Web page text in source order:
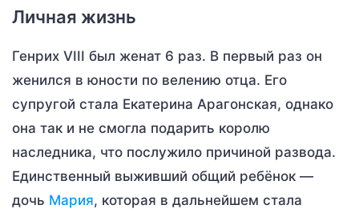
Личная жизнь
Генрих VIII был женат 6 раз. В первый раз он
женился в юности по велению отца. Его
супругой стала Екатерина Арагонская, однако
она так и не смогла подарить королю
наследника, что послужило причиной развода.
Единственный выживший общий ребёнок —
дочь Мария, которая в дальнейшем стала